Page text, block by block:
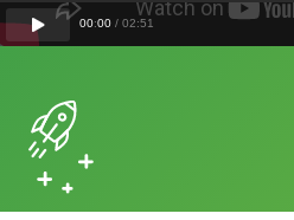
00:00 / 02:51